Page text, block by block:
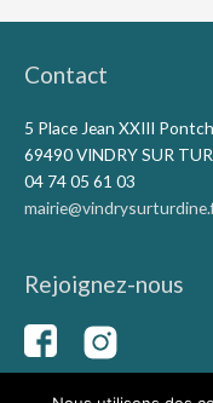
Contact
5 Place Jean XXIII
69490 VINDRY SUR
04 74 05 61 03
Rejoignez-nous